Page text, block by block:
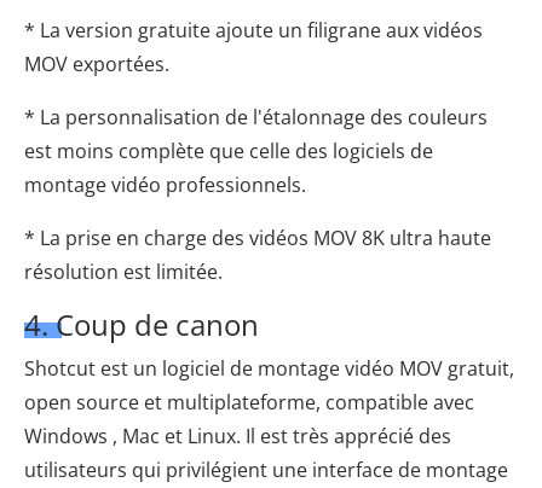
* La version gratuite ajoute un filigrane aux vidéos
MOV exportées.
* La personnalisation de l'étalonnage des couleurs
est moins complète que celle des logiciels de
montage vidéo professionnels.
* La prise en charge des vidéos MOV 8K ultra haute
résolution est limitée.
4. Coup de canon
Shotcut est un logiciel de montage vidéo MOV gratuit,
open source et multiplateforme, compatible avec
Windows , Mac et Linux. Il est très apprécié des
utilisateurs qui privilégient une interface de montage